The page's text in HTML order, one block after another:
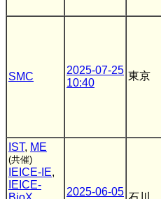
SMC
2025-07-25
10:40
東京
IST, ME
(共催)
IEICE-IE,
IEICE-
2025-06-05